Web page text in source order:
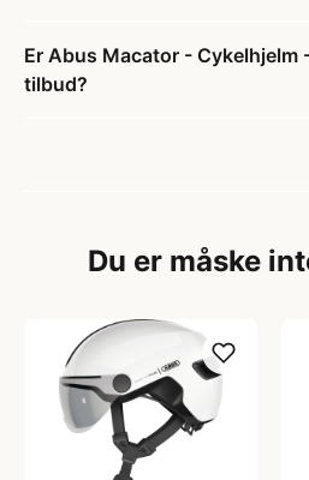
Er Abus Macator - Cykelhjelm
tilbud?
Du er måske